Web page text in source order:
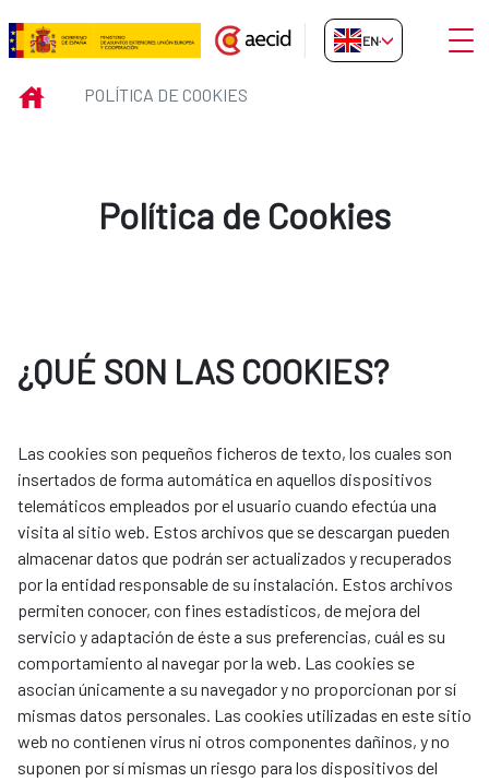
Skip to Main Content
Política de Cookies
EN-GB
INICIOPOLÍTICA DE COOKIES
Política de Cookies
¿QUÉ SON LAS COOKIES?
Las cookies son pequeños ficheros de texto, los cuales son
insertados de forma automática en aquellos dispositivos
telemáticos empleados por el usuario cuando efectúa una
visita al sitio web. Estos archivos que se descargan pueden
almacenar datos que podrán ser actualizados y recuperados
por la entidad responsable de su instalación. Estos archivos
permiten conocer, con fines estadísticos, de mejora del
servicio y adaptación de éste a sus preferencias, cuál es su
comportamiento al navegar por la web. Las cookies se
asocian únicamente a su navegador y no proporcionan por sí
mismas datos personales. Las cookies utilizadas en este sitio
web no contienen virus ni otros componentes dañinos, y no
suponen por sí mismas un riesgo para los dispositivos del